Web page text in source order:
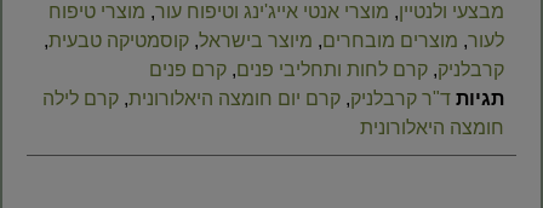
מבצעי ולנטיין, מוצרי אנטי אייג'ינג וטיפוח עור, מוצרי טיפוח
לעור, מוצרים מובחרים, מיוצר בישראל, קוסמטיקה טבעית,
קרבלניק, קרם לחות ותחליבי פנים, קרם פנים
תגיות ד"ר קרבלניק, קרם יום חומצה היאלורונית, קרם לילה
חומצה היאלורונית